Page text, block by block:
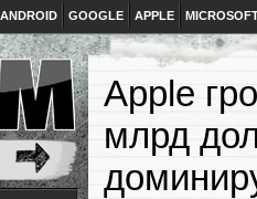
ANDROID GOOGLE APPLE
Apple
млрд